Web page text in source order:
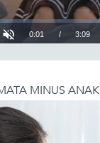
MINUS ANAK